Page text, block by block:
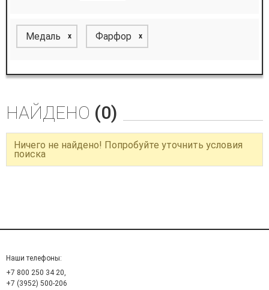
Медаль x Фарфор x
НАЙДЕНО (0)
Ничего не найдено! Попробуйте уточнить условия
поиска
Наши телефоны:
+7 800 250 34 20,
+7 (3952) 500-206